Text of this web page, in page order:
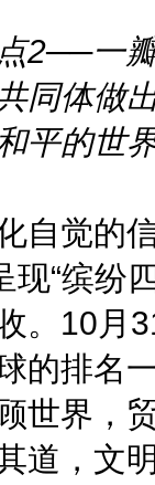
2──一
同体做
平的世
觉的信
“缤纷
。10月
的排名
世界，
道，文